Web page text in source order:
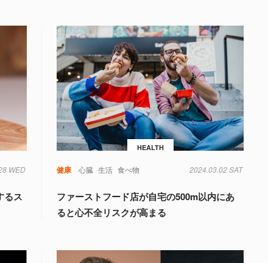
WED
るス
HEALTH
健康 心臓 生活 食べ物 2024.03.02 SAT
ファーストフード店が自宅の500m以内にあ
ると心不全リスクが高まる